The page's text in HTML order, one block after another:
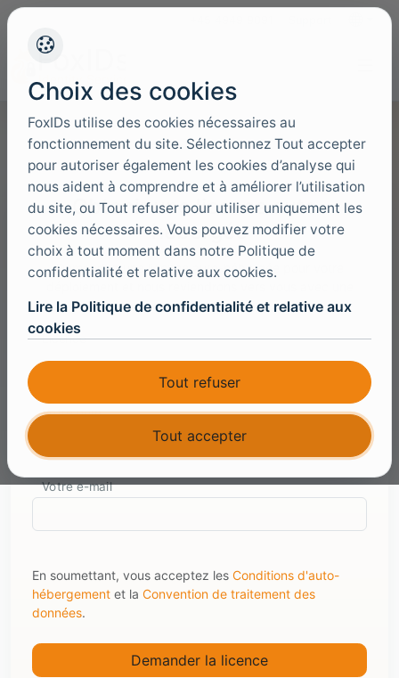
Langues
Obtenir une licence auto-
hébergée
Demandez une licence auto-hébergée pour votre
licence et un onboarding.
Licence
Votre nom
Votre e-mail
En soumettant, vous acceptez les Conditions d'auto-
hébergement et la Convention de traitement des
données.
Choix des cookies
FoxIDs utilise des cookies nécessaires au
fonctionnement du site. Sélectionnez Tout accepter
pour autoriser également les cookies d’analyse qui
nous aident à comprendre et à améliorer l’utilisation
du site, ou Tout refuser pour utiliser uniquement les
cookies nécessaires. Vous pouvez modifier votre
choix à tout moment dans notre Politique de
confidentialité et relative aux cookies.
Lire la Politique de confidentialité et relative aux
cookies
Tout refuser
Tout accepter